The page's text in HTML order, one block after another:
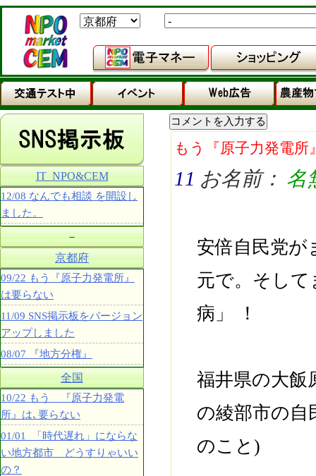
もう『原子力発電
11 お名前： 名
安倍自民党が
元で。そして
病」 ！
福井県の大飯
の綾部市の自
のこと)
IT_NPO&CEM
12/08 なんでも相談 を開設し
ました。
－
京都府
09/22 もう『原子力発電所』
は要らない
11/09 SNS掲示板をバージョン
アップしました
08/07 『地方分権』
全国
10/22 もう 『原子力発電
所』は､要らない
01/01 「時代遅れ」にならな
い地方都市 どうすりゃいい
の？